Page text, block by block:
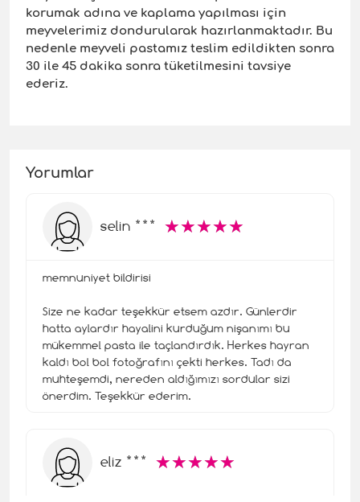
korumak adına ve kaplama yapılması için
meyvelerimiz dondurularak hazırlanmaktadır. Bu
nedenle meyveli pastamız teslim edildikten sonra
30 ile 45 dakika sonra tüketilmesini tavsiye
ederiz.
Yorumlar
selin *** ☆☆☆☆☆
★★★★★
memnuniyet bildirisi
Size ne kadar teşekkür etsem azdır. Günlerdir
hatta aylardır hayalini kurduğum nişanımı bu
mükemmel pasta ile taçlandırdık. Herkes hayran
kaldı bol bol fotoğrafını çekti herkes. Tadı da
muhteşemdi, nereden aldığımızı sordular sizi
önerdim. Teşekkür ederim.
eliz *** ☆☆☆☆☆
★★★★★